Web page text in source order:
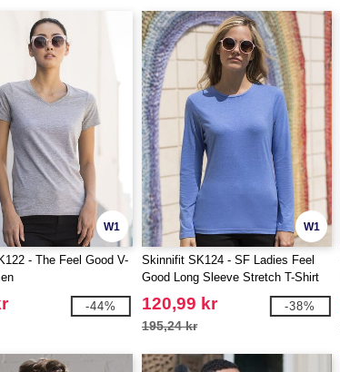
W1
- The Feel Good V-
-44%
W1
Skinnifit SK124 - SF Ladies Feel
Good Long Sleeve Stretch T-Shirt
120,99 kr
195,24 kr
-38%